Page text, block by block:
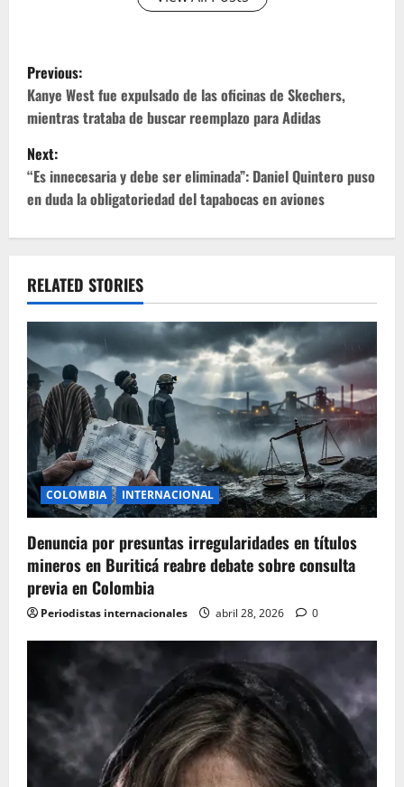
P
o
s
t
n
v
i
g
a
t
i
o
n
Previous:
Kanye West fue expulsado de las oficinas de Skechers,
mientras trataba de buscar reemplazo para Adidas
Next:
“Es innecesaria y debe ser eliminada”: Daniel Quintero puso
en duda la obligatoriedad del tapabocas en aviones
RELATED STORIES
COLOMBIA INTERNACIONAL
Denuncia por presuntas irregularidades en títulos
mineros en Buriticá reabre debate sobre consulta
previa en Colombia
Periodistas internacionales abril 28, 2026 0